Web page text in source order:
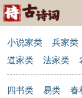
小说家类 兵家类
道家类
法家类
四书类 易类 春